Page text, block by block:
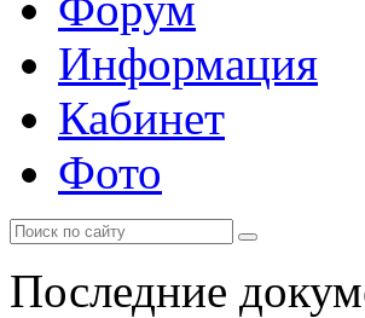
Информация
Кабинет
Фото
Последние